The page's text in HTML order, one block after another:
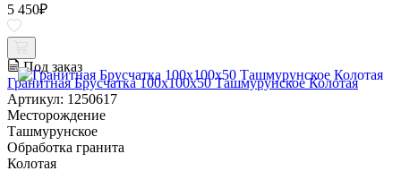
5 450₽
Под заказ
Гранитная Брусчатка 100х100x50 Ташмурунское Колотая
Артикул: 1250617
Месторождение
Ташмурунское
Обработка гранита
Колотая